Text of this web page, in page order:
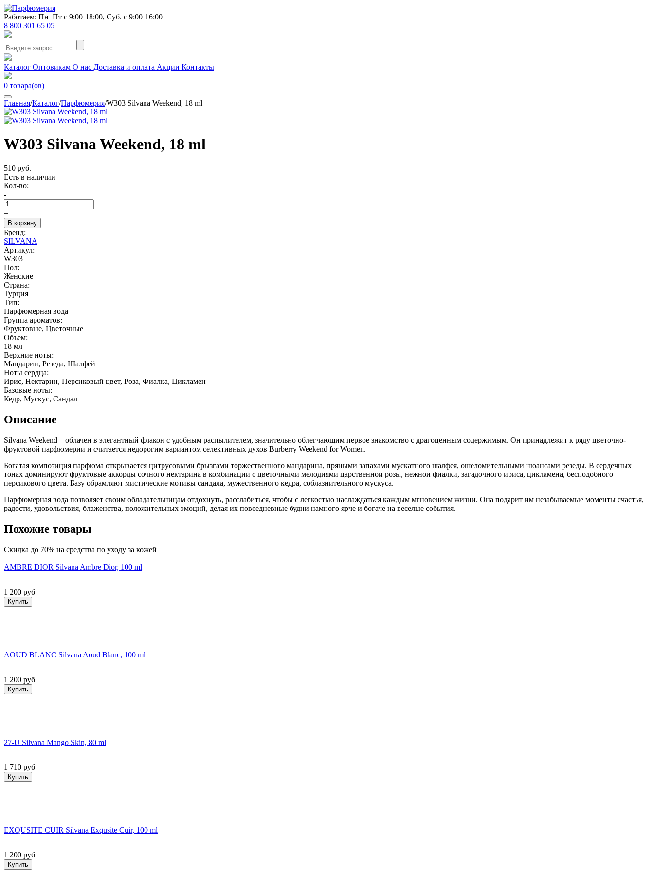
Работаем: Пн–Пт с 9:00-18:00, Суб. с 9:00-16:00
8 800 301 65 05
Каталог Оптовикам О нас Доставка и оплата Акции Контакты
0 товара(ов)
Главная/Каталог/Парфюмерия/W303 Silvana Weekend, 18 ml
W303 Silvana Weekend, 18 ml
510 руб.
Есть в наличии
Кол-во:
-
+
В корзину
Бренд:
SILVANA
Артикул:
W303
Пол:
Женские
Страна:
Турция
Тип:
Парфюмерная вода
Группа ароматов:
Фруктовые, Цветочные
Объем:
18 мл
Верхние ноты:
Мандарин, Резеда, Шалфей
Ноты сердца:
Ирис, Нектарин, Персиковый цвет, Роза, Фиалка, Цикламен
Базовые ноты:
Кедр, Мускус, Сандал
Описание
Silvana Weekend – облачен в элегантный флакон с удобным распылителем, значительно облегчающим первое знакомство с драгоценным содержимым. Он принадлежит к ряду цветочно-
фруктовой парфюмерии и считается недорогим вариантом селективных духов Burberry Weekend for Women.
Богатая композиция парфюма открывается цитрусовыми брызгами торжественного мандарина, пряными запахами мускатного шалфея, ошеломительными нюансами резеды. В сердечных
тонах доминируют фруктовые аккорды сочного нектарина в комбинации с цветочными мелодиями царственной розы, нежной фиалки, загадочного ириса, цикламена, бесподобного
персикового цвета. Базу обрамляют мистические мотивы сандала, мужественного кедра, соблазнительного мускуса.
Парфюмерная вода позволяет своим обладательницам отдохнуть, расслабиться, чтобы с легкостью наслаждаться каждым мгновением жизни. Она подарит им незабываемые моменты счастья,
радости, удовольствия, блаженства, положительных эмоций, делая их повседневные будни намного ярче и богаче на веселые события.
Похожие товары
Скидка до 70% на средства по уходу за кожей
AMBRE DIOR Silvana Ambre Dior, 100 ml
1 200 руб.
Купить
AOUD BLANC Silvana Aoud Blanc, 100 ml
1 200 руб.
Купить
27-U Silvana Mango Skin, 80 ml
1 710 руб.
Купить
EXQUSITE CUIR Silvana Exqusite Cuir, 100 ml
1 200 руб.
Купить